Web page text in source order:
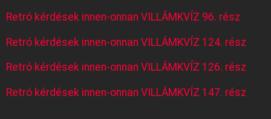
Retró kérdések innen-onnan VILLÁMKVÍZ 96. rész
Retró kérdések innen-onnan VILLÁMKVÍZ 124. rész
Retró kérdések innen-onnan VILLÁMKVÍZ 126. rész
Retró kérdések innen-onnan VILLÁMKVÍZ 147. rész